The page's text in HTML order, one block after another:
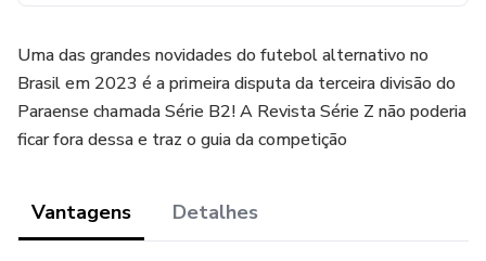
Uma das grandes novidades do futebol alternativo no
Brasil em 2023 é a primeira disputa da terceira divisão do
Paraense chamada Série B2! A Revista Série Z não poderia
ficar fora dessa e traz o guia da competição
Vantagens Detalhes